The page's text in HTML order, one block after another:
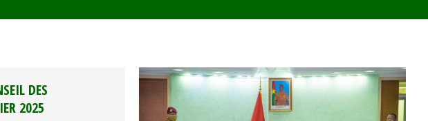
DES
2025